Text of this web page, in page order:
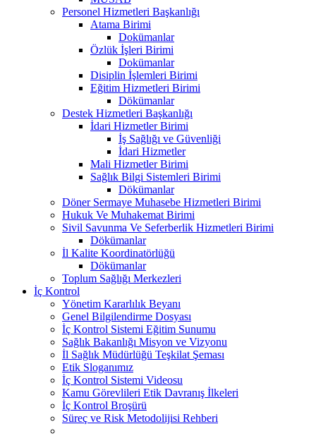
Personel Hizmetleri Başkanlığı
Atama Birimi
Dokümanlar
Özlük İşleri Birimi
Dokümanlar
Disiplin İşlemleri Birimi
Eğitim Hizmetleri Birimi
Dökümanlar
Destek Hizmetleri Başkanlığı
İdari Hizmetler Birimi
İş Sağlığı ve Güvenliği
İdari Hizmetler
Mali Hizmetler Birimi
Sağlık Bilgi Sistemleri Birimi
Dökümanlar
Döner Sermaye Muhasebe Hizmetleri Birimi
Hukuk Ve Muhakemat Birimi
Sivil Savunma Ve Seferberlik Hizmetleri Birimi
Dökümanlar
İl Kalite Koordinatörlüğü
Dökümanlar
Toplum Sağlığı Merkezleri
İç Kontrol
Yönetim Kararlılık Beyanı
Genel Bilgilendirme Dosyası
İç Kontrol Sistemi Eğitim Sunumu
Sağlık Bakanlığı Misyon ve Vizyonu
İl Sağlık Müdürlüğü Teşkilat Şeması
Etik Sloganımız
İç Kontrol Sistemi Videosu
Kamu Görevlileri Etik Davranış İlkeleri
İç Kontrol Broşürü
Süreç ve Risk Metodolijisi Rehberi